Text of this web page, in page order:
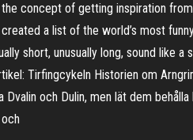
concept of getting inspiration
created a list of the world’s most
short, unusually long, sound like
Tirfingcykeln Historien om
Dvalin och Dulin, men lät dem